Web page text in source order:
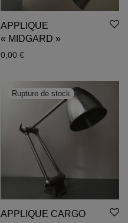
APPLIQUE
« MIDGARD »
0,00 €
APPLIQUE CARGO